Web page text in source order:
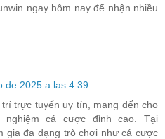
ngay hôm nay để nhận nhiều
de 2025 a las 4:39
trực tuyến uy tín, mang đến cho
nghiệm cá cược đỉnh cao. Tại
gia đa dạng trò chơi như cá cược